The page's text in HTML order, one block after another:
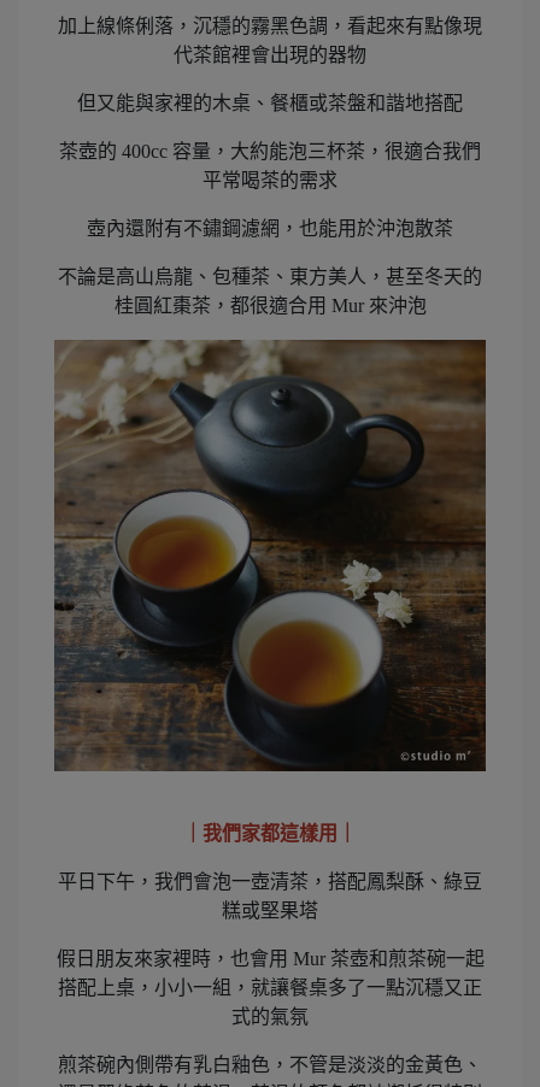
加上線條俐落，沉穩的霧黑色調，看起來有點像現
代茶館裡會出現的器物
但又能與家裡的木桌、餐櫃或茶盤和諧地搭配
茶壺的 400cc 容量，大約能泡三杯茶，很適合我們
平常喝茶的需求
壺內還附有不鏽鋼濾網，也能用於沖泡散茶
不論是高山烏龍、包種茶、東方美人，甚至冬天的
桂圓紅棗茶，都很適合用 Mur 來沖泡
我們家都這樣用｜
平日下午，我們會泡一壺清茶，搭配鳳梨酥、綠豆
糕或堅果塔
假日朋友來家裡時，也會用 Mur 茶壺和煎茶碗一起
搭配上桌，小小一組，就讓餐桌多了一點沉穩又正
式的氣氛
煎茶碗內側帶有乳白釉色，不管是淡淡的金黃色、